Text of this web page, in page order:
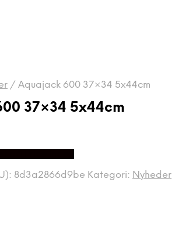
/ Aquajack 600 37×34 5x44cm
37×34 5x44cm
8d3a2866d9be Kategori: Nyheder